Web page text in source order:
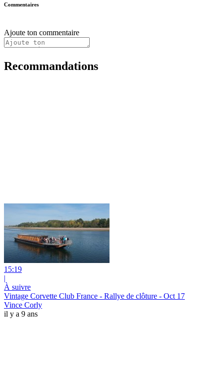
Commentaires
Ajoute ton commentaire
Recommandations
15:19
|
À suivre
Vintage Corvette Club France - Rallye de clôture - Oct 17
Vince Corly
il y a 9 ans